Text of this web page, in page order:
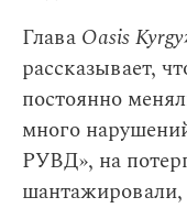
Глава Oasis
рассказывает,
постоянно
много
РУВД», на